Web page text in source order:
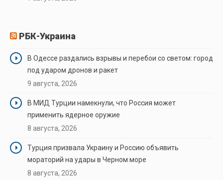
РБК-Украина
В Одессе раздались взрывы и перебои со светом: город
под ударом дронов и ракет
9 августа, 2026
В МИД Турции намекнули, что Россия может
применить ядерное оружие
8 августа, 2026
Турция призвала Украину и Россию объявить
мораторий на удары в Черном море
8 августа, 2026